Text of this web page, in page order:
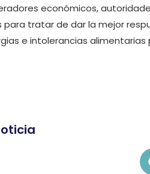
económicos,
tratar de dar la mejor
e intolerancias